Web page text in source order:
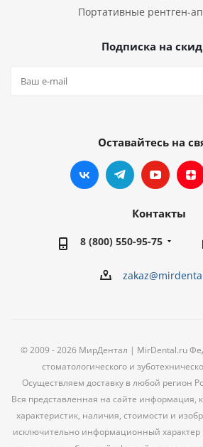
Портативные рентген-
Подписка на
Оставайтесь на
Контакты
8 (800) 550-95-75
© 2009 - 2026 МирДентал | MirDental.ru
стоматологического и
Осуществляем доставку в любой регион
Вся представленная на сайте информация,
характеристик, наличия, стоимости и
исключительно информационный характер